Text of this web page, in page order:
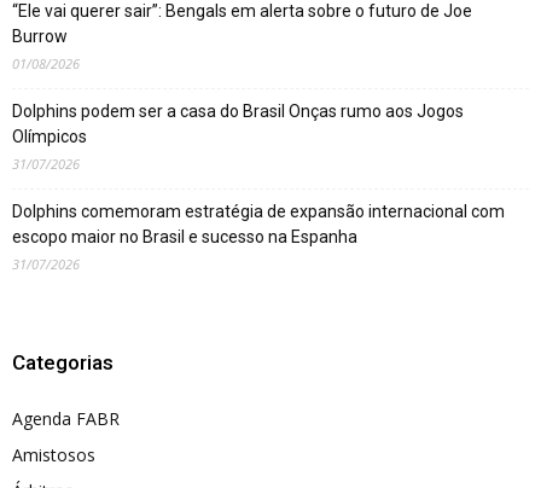
“Ele vai querer sair”: Bengals em alerta sobre o futuro de Joe
Burrow
01/08/2026
Dolphins podem ser a casa do Brasil Onças rumo aos Jogos
Olímpicos
31/07/2026
Dolphins comemoram estratégia de expansão internacional com
escopo maior no Brasil e sucesso na Espanha
31/07/2026
Categorias
Agenda FABR
Amistosos